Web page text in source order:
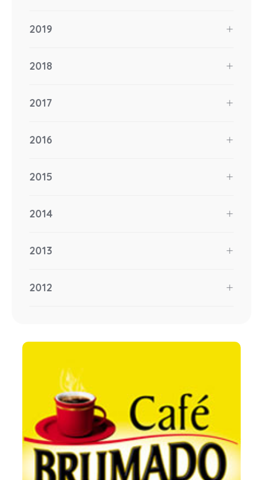
2019
2018
2017
2016
2015
2014
2013
2012